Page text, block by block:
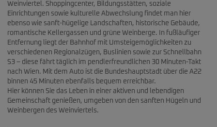
Weinviertel. Shoppingcenter, Bildungsstätten, soziale
Einrichtungen sowie kulturelle Abwechslung findet man hier
ebenso wie sanft-hügelige Landschaften, historische Gebäude,
romantische Kellergassen und grüne Weinberge. In fußläufiger
Entfernung liegt der Bahnhof mit Umsteigemöglichkeiten zu
verschiedenen Regionalzügen, Buslinien sowie zur Schnellbahn
S3 – diese fährt täglich im pendlerfreundlichen 30 Minuten-Takt
nach Wien. Mit dem Auto ist die Bundeshauptstadt über die A22
binnen 45 Minuten ebenfalls bequem erreichbar.
Hier können Sie das Leben in einer aktiven und lebendigen
Gemeinschaft genießen, umgeben von den sanften Hügeln und
Weinbergen des Weinviertels.